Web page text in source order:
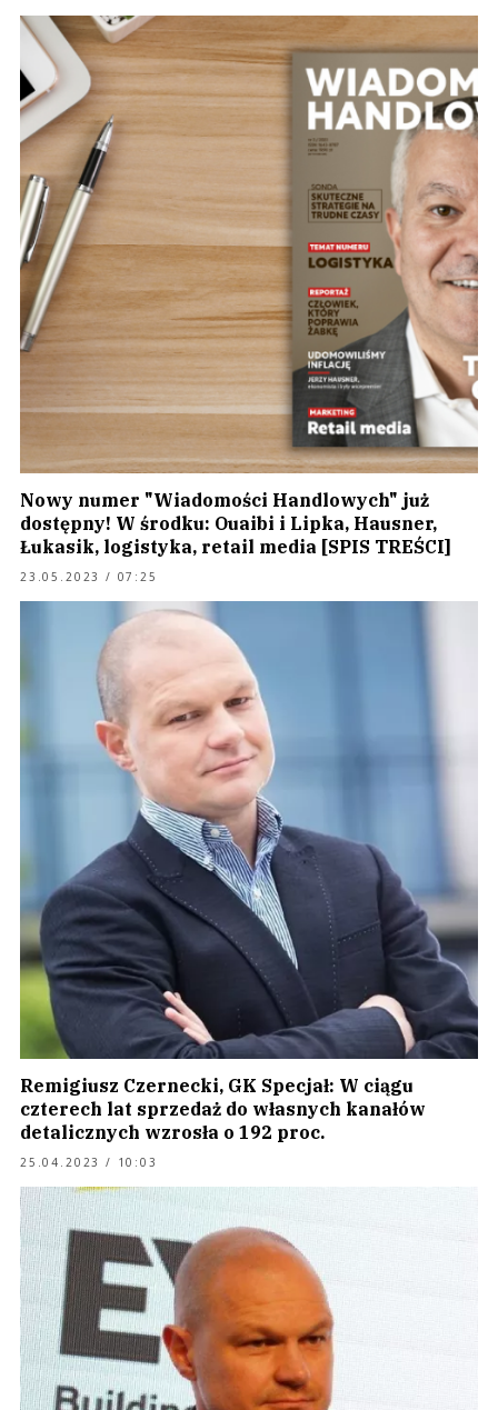
Nowy numer "Wiadomości Handlowych" już
dostępny! W środku: Ouaibi i Lipka, Hausner,
Łukasik, logistyka, retail media [SPIS TREŚCI]
23.05.2023 / 07:25
Remigiusz Czernecki, GK Specjał: W ciągu
czterech lat sprzedaż do własnych kanałów
detalicznych wzrosła o 192 proc.
25.04.2023 / 10:03